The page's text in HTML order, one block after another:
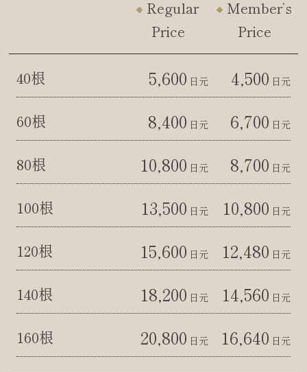
Regular
Price
Member’s
Price
40根 5,600 日元 4,500 日元
60根 8,400 日元 6,700 日元
80根 10,800 日元 8,700 日元
100根 13,500 日元 10,800 日元
120根 15,600 日元 12,480 日元
140根 18,200 日元 14,560 日元
160根 20,800 日元 16,640 日元